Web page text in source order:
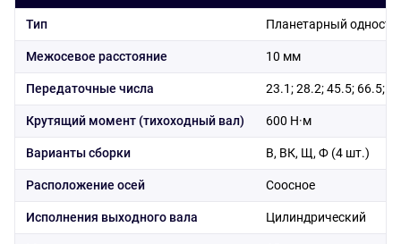
Тип Планетарный
Межосевое расстояние 10 мм
Передаточные числа 23.1; 28.2; 45.5; 66.5;
Крутящий момент (тихоходный вал) 600 Н·м
Варианты сборки В, ВК, Щ, Ф (4 шт.)
Расположение осей Соосное
Исполнения выходного вала Цилиндрический